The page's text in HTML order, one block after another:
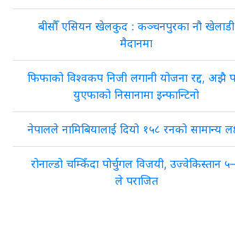
बीसौँ एसियन खेलकुद : कञ्चनपुरका नौ खेलाडी
मैदानमा
फिफाको विश्वकप निजी लगानी योजना रद्द, अझै
युएफाको निसानामा इन्फान्टिनो
नेपालले नामिबियालाई दियो १५८ रनको सामान्य
रोनाल्डो चम्किँदा पोर्चुगल विजयी, उज्वेकिस्तान
ले पराजित